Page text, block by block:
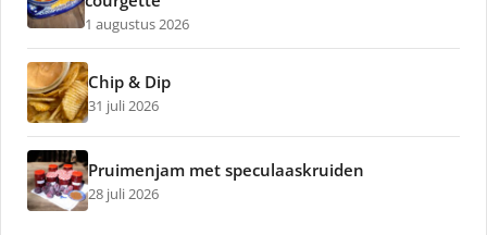
1 augustus 2026
Chip & Dip
31 juli 2026
Pruimenjam met speculaaskruiden
28 juli 2026